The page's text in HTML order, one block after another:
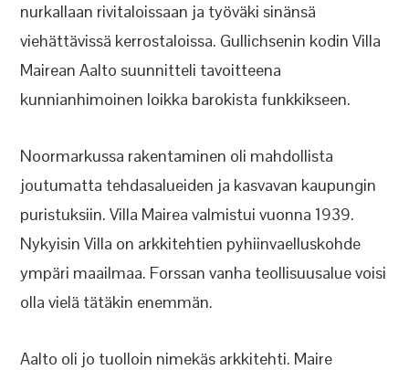
nurkallaan rivitaloissaan ja työväki sinänsä
viehättävissä kerrostaloissa. Gullichsenin kodin Villa
Mairean Aalto suunnitteli tavoitteena
kunnianhimoinen loikka barokista funkkikseen.
Noormarkussa rakentaminen oli mahdollista
joutumatta tehdasalueiden ja kasvavan kaupungin
puristuksiin. Villa Mairea valmistui vuonna 1939.
Nykyisin Villa on arkkitehtien pyhiinvaelluskohde
ympäri maailmaa. Forssan vanha teollisuusalue voisi
olla vielä tätäkin enemmän.
Aalto oli jo tuolloin nimekäs arkkitehti. Maire